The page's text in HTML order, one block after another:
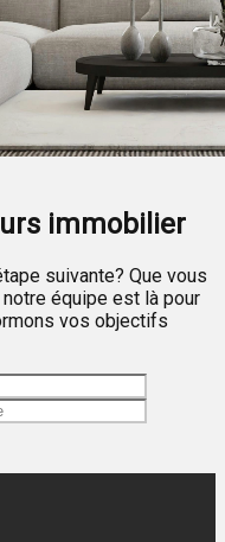
immobilier
suivante? Que vous
équipe est là pour
vos objectifs